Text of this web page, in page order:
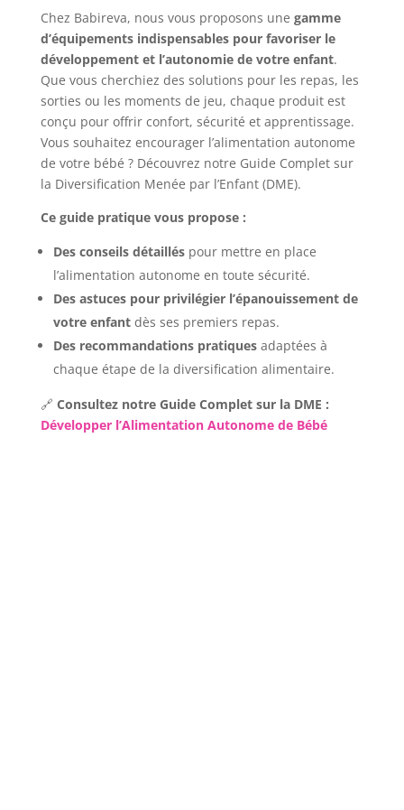
Chez Babireva, nous vous proposons une gamme
d’équipements indispensables pour favoriser le
développement et l’autonomie de votre enfant.
Que vous cherchiez des solutions pour les repas, les
sorties ou les moments de jeu, chaque produit est
conçu pour offrir confort, sécurité et apprentissage.
Vous souhaitez encourager l’alimentation autonome
de votre bébé ? Découvrez notre Guide Complet sur
la Diversification Menée par l’Enfant (DME).
Ce guide pratique vous propose :
Des conseils détailléspour mettre en place
l’alimentation autonome en toute sécurité.
Des astuces pour privilégier l’épanouissement de
votre enfantdès ses premiers repas.
Des recommandations pratiquesadaptées à
chaque étape de la diversification alimentaire.
🔗 Consultez notre Guide Complet sur la DME :
Développer l’Alimentation Autonome de Bébé